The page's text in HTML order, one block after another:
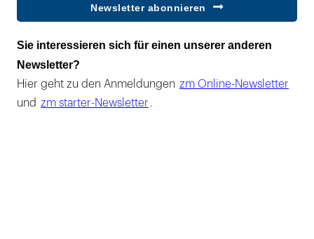
Newsletter abonnieren
Sie interessieren sich für einen unserer anderen
Newsletter?
Hier geht zu den Anmeldungen zm Online-Newsletter
und zm starter-Newsletter .